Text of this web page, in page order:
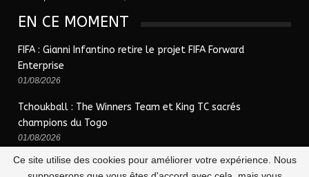
EN CE MOMENT
FIFA : Gianni Infantino retire le projet FIFA Forward
Enterprise
01/08/2026
Tchoukball : The Winners Team et King TC sacrés
champions du Togo
01/08/2026
Ce site utilise des cookies pour améliorer votre expérience. Nous